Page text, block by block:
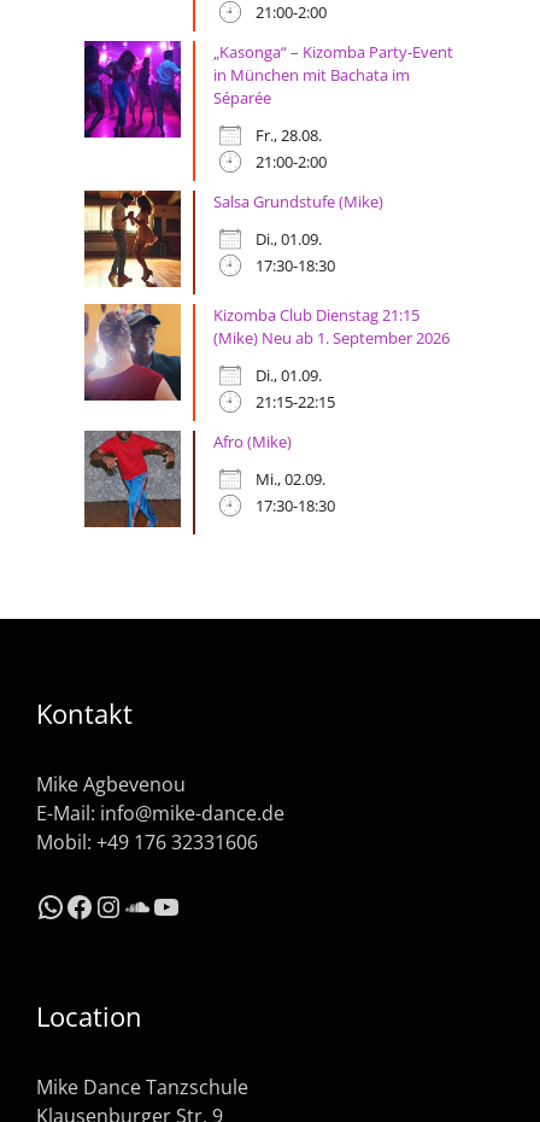
21:00-2:00
„Kasonga“ – Kizomba Party-Event
in München mit Bachata im
Séparée
Fr., 28.08.
21:00-2:00
Salsa Grundstufe (Mike)
Di., 01.09.
17:30-18:30
Kizomba Club Dienstag 21:15
(Mike) Neu ab 1. September 2026
Di., 01.09.
21:15-22:15
Afro (Mike)
Mi., 02.09.
17:30-18:30
Kontakt
Mike Agbevenou
E-Mail: info@mike-dance.de
Mobil: +49 176 32331606
WhatsApp
Facebook
Instagram
SoundCloud
YouTube
Location
Mike Dance Tanzschule
Klausenburger Str. 9